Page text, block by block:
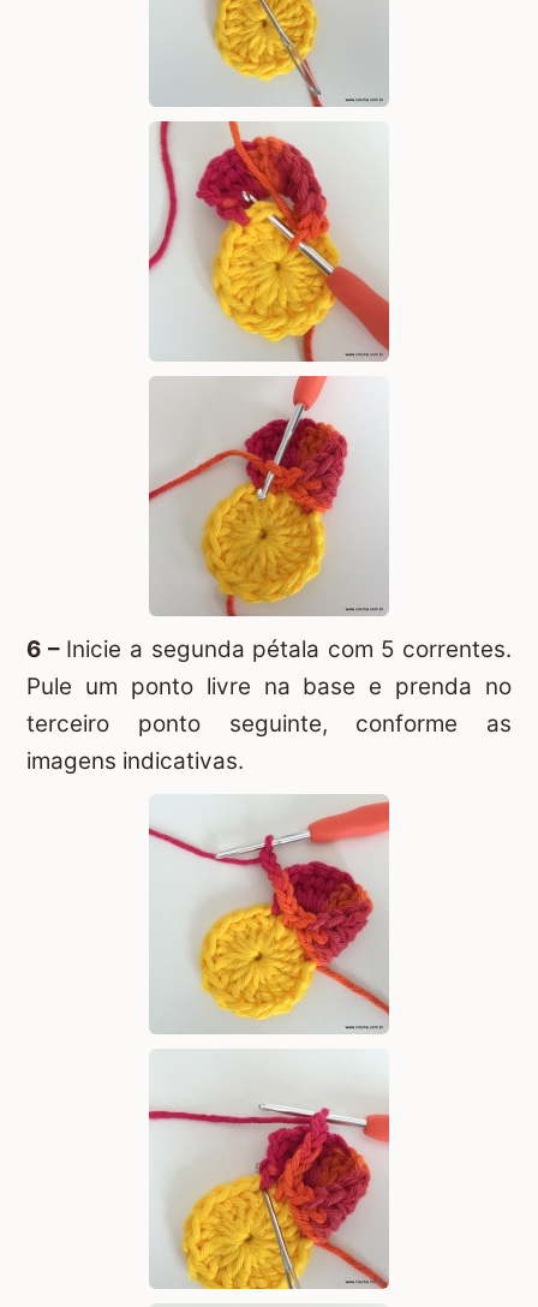
6 –Inicie a segunda pétala com 5 correntes.
Pule um ponto livre na base e prenda no
terceiro ponto seguinte, conforme as
imagens indicativas.